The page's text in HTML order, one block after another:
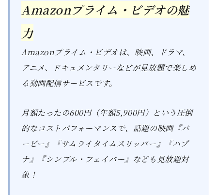
Amazonプライム・ビデオの魅
力
Amazonプライム・ビデオは、映画、ドラマ、
アニメ、ドキュメンタリーなどが見放題で楽しめ
る動画配信サービスです。
月額たったの600円（年額5,900円）という圧倒
的なコストパフォーマンスで、話題の映画『バ
ービー』『サムライタイムスリッパー』『ハプ
ナ』『シンプル・フェイバー』なども見放題対
象！